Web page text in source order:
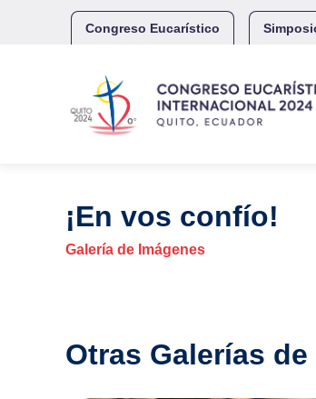
Congreso Eucarístico
¡En vos confío!
Galería de Imágenes
Otras Galerías